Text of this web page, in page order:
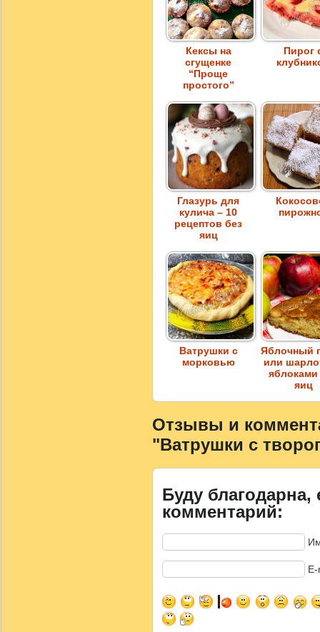
Кексы на
сгущенке
“Проще
простого”
Пирог
Глазурь для
кулича – 10
рецептов без
яиц
Ватрушки с
морковью
Яблочный
или
яблоками
яиц
Отзывы и
"Ватрушки с
Буду благодарна,
комментарий: